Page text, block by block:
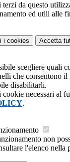
da questo
ed utili alle
i cookies Accetta
scegliere quali
che consentono
disabilitarli.
necessari al
.
non
l'elenco nella